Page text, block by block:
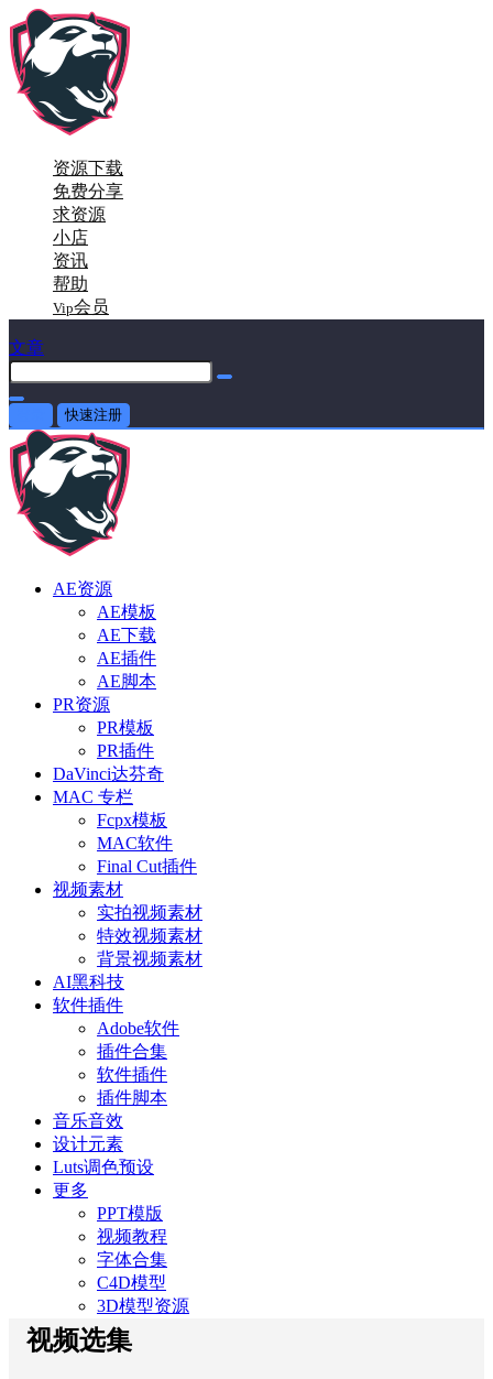
资源下载
免费分享
求资源
小店
资讯
帮助
Vip会员
文章
快速注册
AE资源
AE模板
AE下载
AE插件
AE脚本
PR资源
PR模板
PR插件
DaVinci达芬奇
MAC 专栏
Fcpx模板
MAC软件
Final Cut插件
视频素材
实拍视频素材
特效视频素材
背景视频素材
AI黑科技
软件插件
Adobe软件
插件合集
软件插件
插件脚本
音乐音效
设计元素
Luts调色预设
更多
PPT模版
视频教程
字体合集
C4D模型
3D模型资源
视频选集